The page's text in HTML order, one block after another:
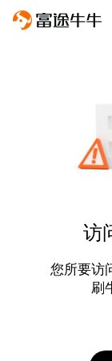
访
您所要访
刷